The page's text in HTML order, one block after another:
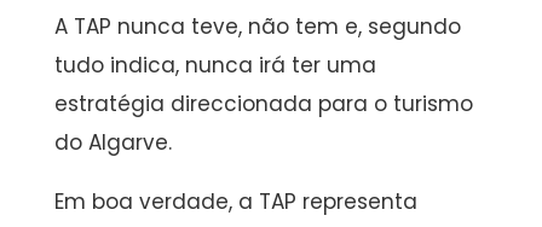
A TAP nunca teve, não tem e, segundo
tudo indica, nunca irá ter uma
estratégia direccionada para o turismo
do Algarve.
Em boa verdade, a TAP representa